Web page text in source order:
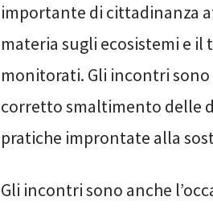
importante di cittadinanza
materia sugli ecosistemi e
monitorati. Gli incontri
corretto smaltimento delle
pratiche improntate alla
Gli incontri sono anche